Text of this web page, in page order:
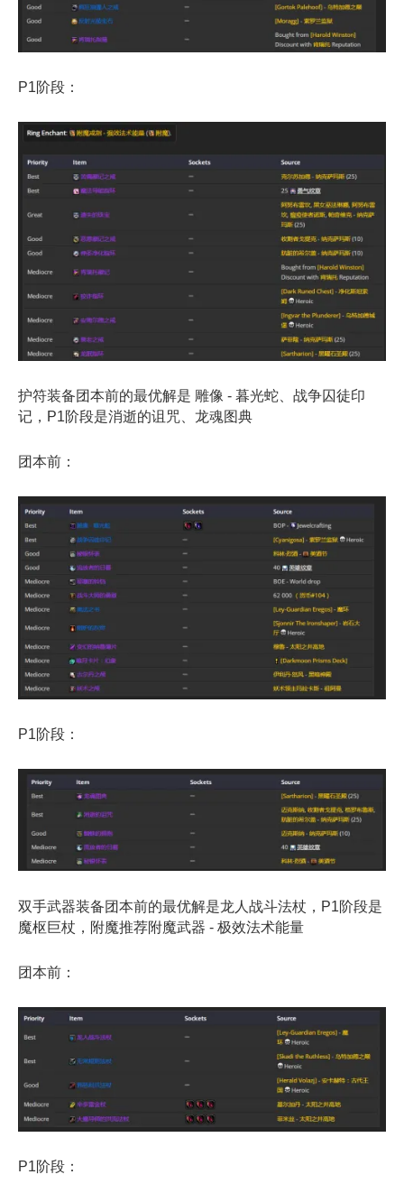
P1阶段：
护符装备团本前的最优解是 雕像 - 暮光蛇、战争囚徒印
记，P1阶段是消逝的诅咒、龙魂图典
团本前：
P1阶段：
双手武器装备团本前的最优解是龙人战斗法杖，P1阶段是
魔枢巨杖，附魔推荐附魔武器 - 极效法术能量
团本前：
P1阶段：